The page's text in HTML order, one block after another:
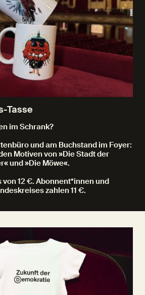
Tasse
im Schrank?
und am Buchstand im Foyer:
Motiven von »Die Stadt der
und »Die Möwe«.
12 €. Abonnent*innen und
zahlen 11 €.